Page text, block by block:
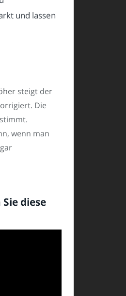
und lassen
steigt der
Die
wenn man
diese